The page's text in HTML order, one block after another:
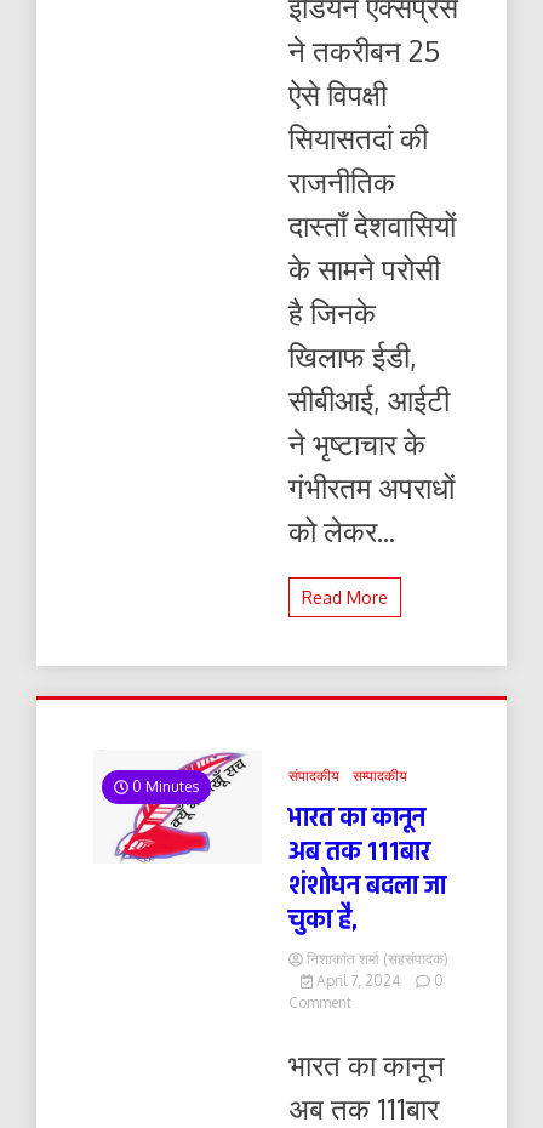
दौर
जीना
तो
–
–
–
–
–
ने तकरीबन 25
ऐसे विपक्षी
सियासतदां की
राजनीतिक
दास्ताँ देशवासियों
के सामने परोसी
है जिनके
खिलाफ ईडी,
सीबीआई, आईटी
ने भृष्टाचार के
गंभीरतम अपराधों
को लेकर...
Read More
0 Minutes
संपादकीय सम्पादकीय
भारत का कानून
अब तक 111बार
शंशोधन बदला जा
चुका है,
निशाकांत शर्मा (सहसंपादक)
April 7, 2024
0
Commenton
कानून
तक
भारत का कानून
अब तक 111बार